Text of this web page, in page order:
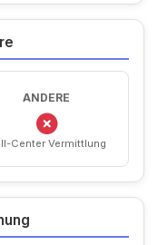
ANDERE
Center Vermittlung